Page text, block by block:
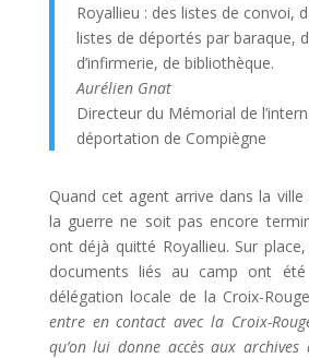
Royallieu : des listes de convoi,
listes de déportés par baraque,
d’infirmerie, de bibliothèque.
Aurélien Gnat
Directeur du Mémorial de
déportation de Compiègne
Quand cet agent arrive dans la ville
la guerre ne soit pas encore
ont déjà quitté Royallieu. Sur
documents liés au camp ont
délégation locale de la Croix-
entre en contact avec la Croix-
qu’on lui donne accès aux archives